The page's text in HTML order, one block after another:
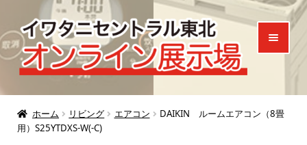
ナ
ビ
ゲ
ー
シ
ョ
ン
コ
ン
テ
ン
ツ
へ
ス
ホーム
ホーム リビング エアコン
DAIKIN ルームエアコン（8畳
用）S25YTDXS-W(-C)